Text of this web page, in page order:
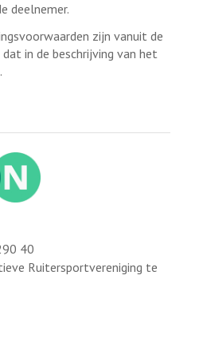
deelnemer.
zijn vanuit de
in de beschrijving van het
40
Ruitersportvereniging te